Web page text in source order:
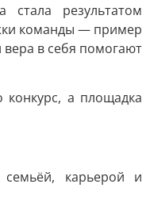
результатом
команды — пример
вера в себя помогают
а площадка
карьерой и